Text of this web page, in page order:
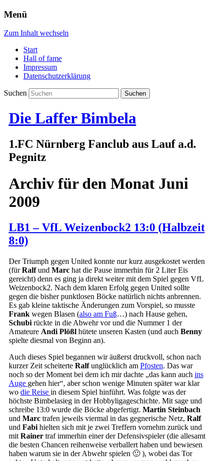
Menü
Zum Inhalt wechseln
Start
Hall of fame
Impressum
Datenschutzerklärung
Suchen
Die Laffer Bimbela
1.FC Nürnberg Fanclub aus Lauf a.d.
Pegnitz
Archiv für den Monat Juni
2009
LB1 – VfL Weizenbock2 13:0 (Halbzeit
8:0)
Der Triumph gegen United konnte nur kurz ausgekostet werden
(fürRalfund Marchat die Pause immerhin für 2 Liter Eis
gereicht) denn es ging ja direkt weiter mit dem Spiel gegen VfL
Weizenbock2. Nach dem klaren Erfolg gegen United sollte
gegen die bisher punktlosen Böcke natürlich nichts anbrennen.
Es gab kleine taktische Änderungen zum Vorspiel, so musste
Frankwegen Blasen (also am Fuß…) nach Hause gehen,
Schubirückte in die Abwehr vor und die Nummer 1 der
Amateure Andi Plößlhütete unseren Kasten (und auch Benny
spielte diesmal von Beginn an).
Auch dieses Spiel begannen wir äußerst druckvoll, schon nach
kurzer Zeit scheiterte Ralfunglücklich am Pfosten. Das war
noch so der Moment bei dem ich mir dachte „das kann auch ins
Auge gehen hier“, aber schon wenige Minuten später war klar
wo die Reise in diesem Spiel hinführt. Was folgte was der
höchste Bimbelasieg in der Hobbyligageschichte. Mit sage und
schreibe 13:0 wurde die Böcke abgefertigt. Martin Steinbach
und Marctrafen jeweils viermal in das gegnerische Netz, Ralf
und Fabi hielten sich mit je zwei Treffern vornehm zurück und
mitRainertraf immerhin einer der Defensivspieler (die allesamt
die besten Chancen reihenweise verballert haben und bewiesen
haben warum sie in der Abwehr spielen 🙂 ), wobei das Tor